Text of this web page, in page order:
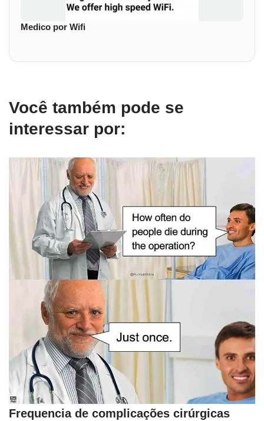
Medico por Wifi
Você também pode se
interessar por:
Frequencia de complicações cirúrgicas